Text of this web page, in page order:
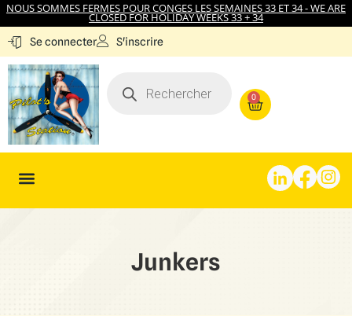
NOUS SOMMES FERMES POUR CONGES LES SEMAINES 33 ET 34 - WE ARE
CLOSED FOR HOLIDAY WEEKS 33 + 34
Se connecter S'inscrire
0
Junkers